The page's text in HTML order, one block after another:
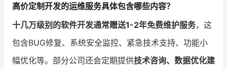
高价定制开发的运维服务具体包含哪些内容？
十几万级别的软件开发通常赠送1-2年免费维护服务，这
包含BUG修复、系统安全监控、紧急技术支持、功能小
幅优化等。部分公司还会定期提供技术咨询、数据优化建